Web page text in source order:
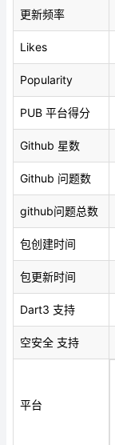
更新频率
Likes
Popularity
PUB 平台得分
Github 星数
Github 问题数
github问题总数
包创建时间
包更新时间
Dart3 支持
空安全 支持
平台